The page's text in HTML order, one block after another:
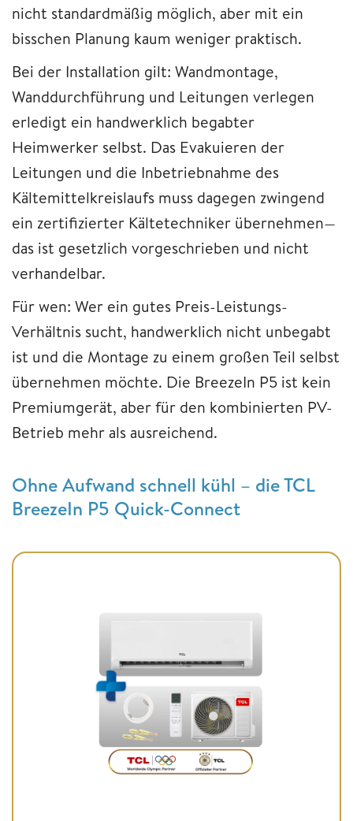
nicht standardmäßig möglich, aber mit ein
bisschen Planung kaum weniger praktisch.
Bei der Installation gilt: Wandmontage,
Wanddurchführung und Leitungen verlegen
erledigt ein handwerklich begabter
Heimwerker selbst. Das Evakuieren der
Leitungen und die Inbetriebnahme des
Kältemittelkreislaufs muss dagegen zwingend
ein zertifizierter Kältetechniker übernehmen—
das ist gesetzlich vorgeschrieben und nicht
verhandelbar.
Für wen: Wer ein gutes Preis-Leistungs-
Verhältnis sucht, handwerklich nicht unbegabt
ist und die Montage zu einem großen Teil selbst
übernehmen möchte. Die BreezeIn P5 ist kein
Premiumgerät, aber für den kombinierten PV-
Betrieb mehr als ausreichend.
Ohne Aufwand schnell kühl – die TCL
BreezeIn P5 Quick-Connect